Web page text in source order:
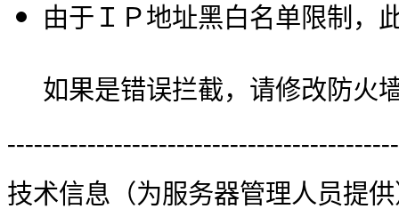
由于ＩＰ地址黑白名单限制，
如果是错误拦截，请修改防火
技术信息（为服务器管理人员提